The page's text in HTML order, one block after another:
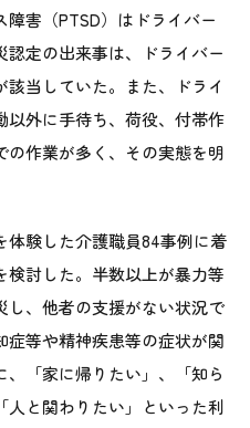
害（PTSD）はドライバー
定の出来事は、ドライバー
該当していた。また、ドライ
以外に手待ち、荷役、付帯作
作業が多く、その実態を明
験した介護職員84事例に着
検討した。半数以上が暴力等
し、他者の支援がない状況で
等や精神疾患等の症状が関
「家に帰りたい」、「知ら
と関わりたい」といった利